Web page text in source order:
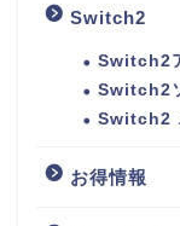
Switch2
Switch2
Switch2
Switch2
お得情報